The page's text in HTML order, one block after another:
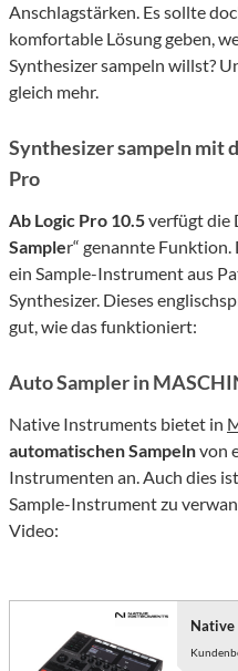
Anschlagstärken. Es sollte
komfortable Lösung geben,
Synthesizer sampeln willst?
gleich mehr.
Synthesizer sampeln mit
Pro
Ab Logic Pro 10.5verfügt die
Sampler“ genannte
ein Sample-Instrument aus
Synthesizer. Dieses
gut, wie das funktioniert:
Auto Sampler in
Native Instruments bietet in
automatischen Sampelnvon
Instrumenten an. Auch dies
Sample-Instrument zu
Video:
Native